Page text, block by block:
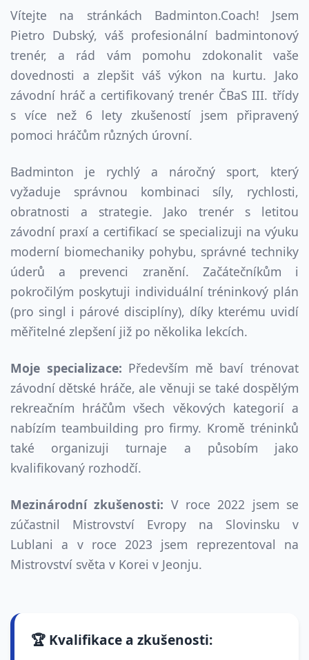
Vítejte na stránkách Badminton.Coach! Jsem
Pietro Dubský, váš profesionální badmintonový
trenér, a rád vám pomohu zdokonalit vaše
dovednosti a zlepšit váš výkon na kurtu. Jako
závodní hráč a certifikovaný trenér ČBaS III. třídy
s více než 6lety zkušeností jsem připravený
pomoci hráčům různých úrovní.
Badminton je rychlý a náročný sport, který
vyžaduje správnou kombinaci síly, rychlosti,
obratnosti a strategie. Jako trenér s letitou
závodní praxí a certifikací se specializuji na výuku
moderní biomechaniky pohybu, správné techniky
úderů a prevenci zranění. Začátečníkům i
pokročilým poskytuji individuální tréninkový plán
(pro singl i párové disciplíny), díky kterému uvidí
měřitelné zlepšení již po několika lekcích.
Moje specializace: Především mě baví trénovat
závodní dětské hráče, ale věnuji se také dospělým
rekreačním hráčům všech věkových kategorií a
nabízím teambuilding pro firmy. Kromě tréninků
také organizuji turnaje a působím jako
kvalifikovaný rozhodčí.
Mezinárodní zkušenosti: V roce 2022 jsem se
zúčastnil Mistrovství Evropy na Slovinsku v
Lublani a v roce 2023 jsem reprezentoval na
Mistrovství světa v Korei v Jeonju.
🏆 Kvalifikace a zkušenosti: